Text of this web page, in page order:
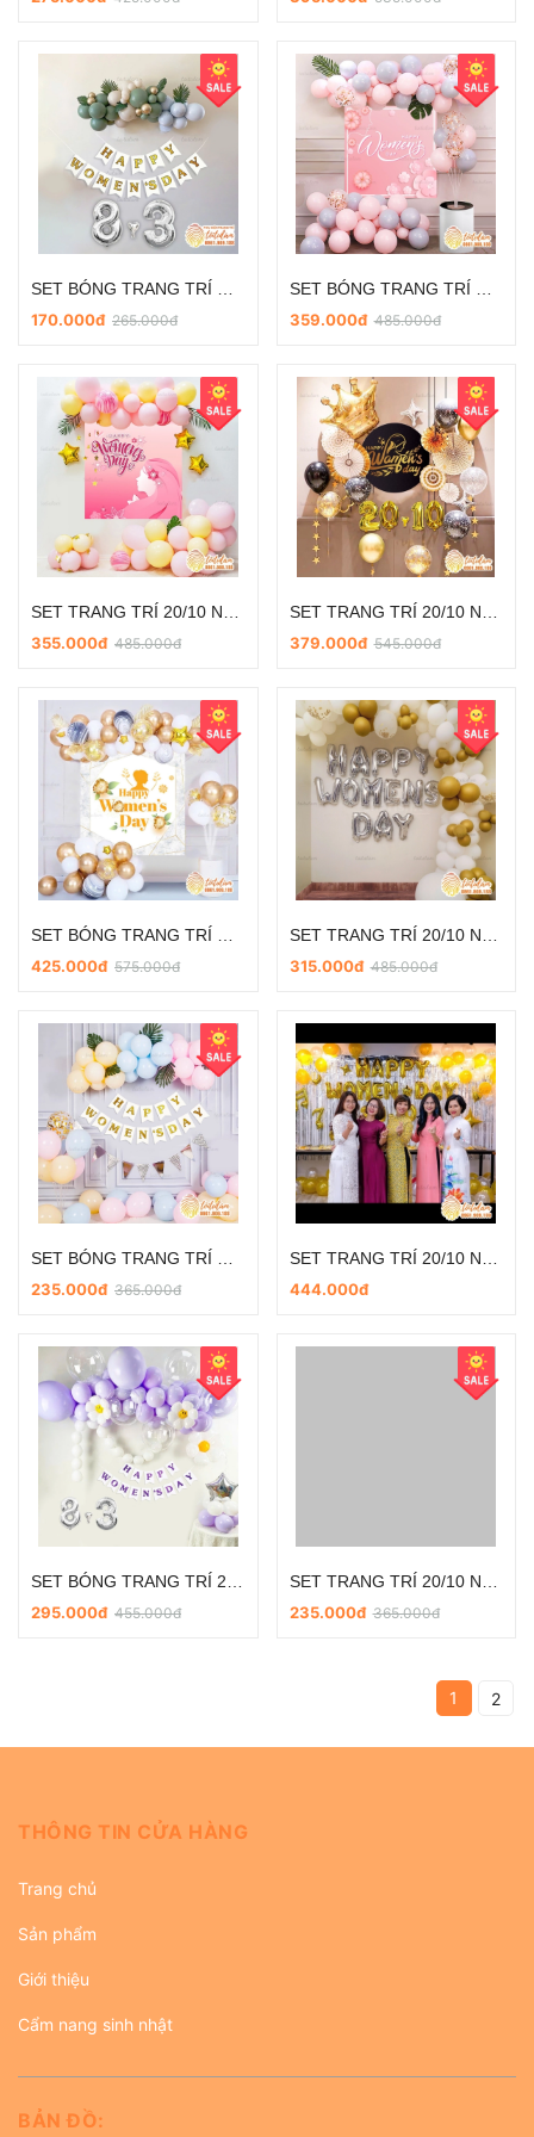
170.000đ 265.000đ
359.000đ485.000đ
355.000đ 485.000đ
379.000đ545.000đ
425.000đ 575.000đ
315.000đ485.000đ
235.000đ 365.000đ
444.000đ
295.000đ 455.000đ
235.000đ365.000đ
1 2
THÔNG TIN CỬA HÀNG
Trang chủ
Sản phẩm
Giới thiệu
Cẩm nang sinh nhật
BẢN ĐỒ: